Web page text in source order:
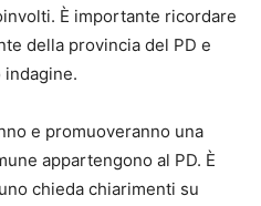
È importante ricordare
della provincia del PD e
e promuoveranno una
appartengono al PD. È
chieda chiarimenti su